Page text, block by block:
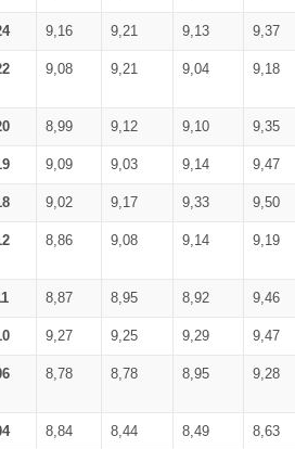
9,16 9,21 9,13 9,37
9,08 9,21 9,04 9,18
8,99 9,12 9,10 9,35
9,09 9,03 9,14 9,47
9,02 9,17 9,33 9,50
8,86 9,08 9,14 9,19
8,87 8,95 8,92 9,46
9,27 9,25 9,29 9,47
8,78 8,78 8,95 9,28
8,84 8,44 8,49 8,63